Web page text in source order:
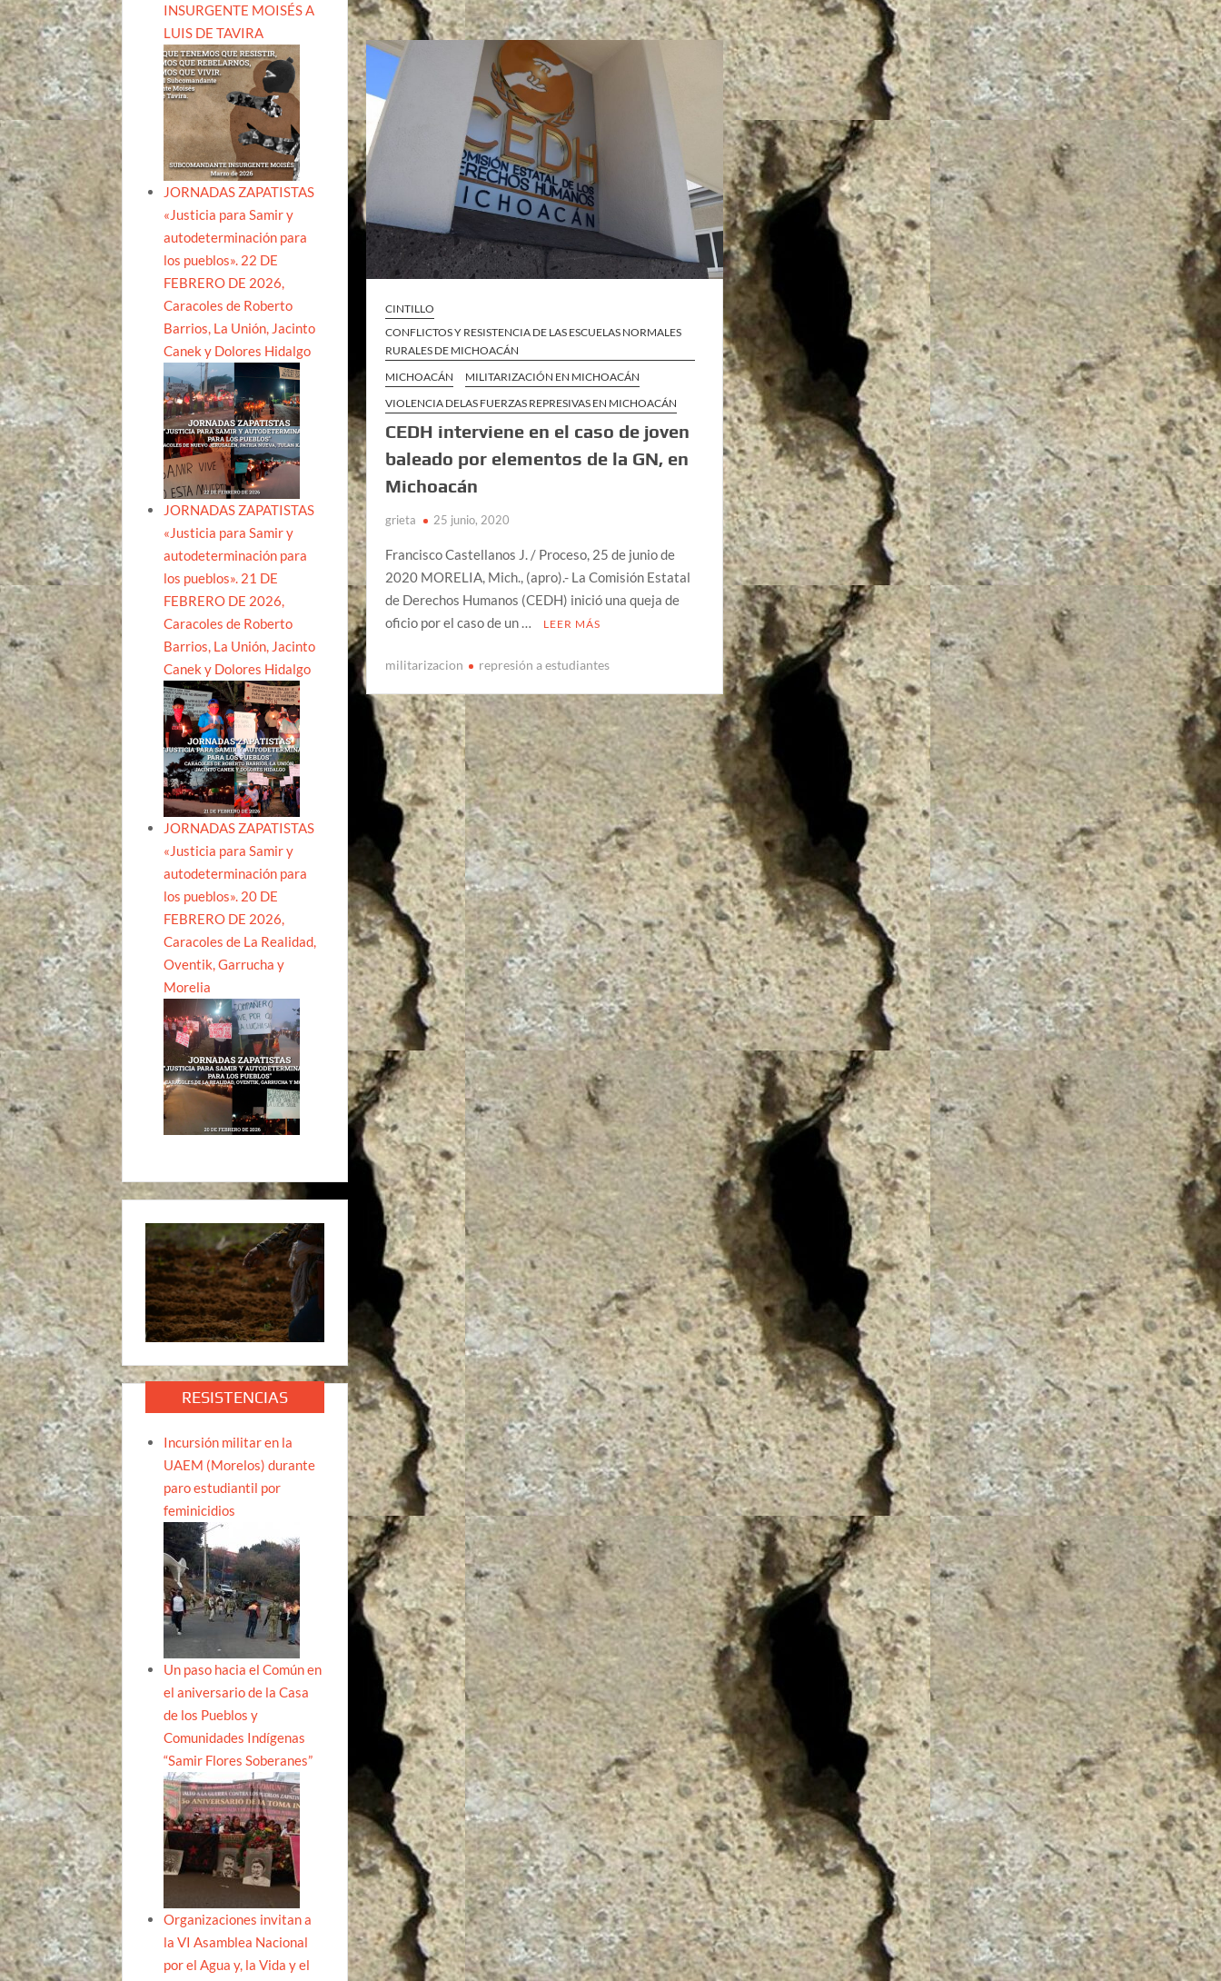
CINTILLO
CONFLICTOS Y RESISTENCIA DE LAS ESCUELAS NORMALES
RURALES DE MICHOACÁN
MICHOACÁN
MILITARIZACIÓN EN MICHOACÁN
VIOLENCIA DELAS FUERZAS REPRESIVAS EN MICHOACÁN
CEDH interviene en el caso de joven
baleado por elementos de la GN, en
Michoacán
grieta 25 junio, 2020
Francisco Castellanos J. / Proceso, 25 de junio de
2020 MORELIA, Mich., (apro).- La Comisión Estatal
de Derechos Humanos (CEDH) inició una queja de
oficio por el caso de un …
LEER MÁS
militarizacion represión a estudiantes
INSURGENTE MOISÉS A
LUIS DE TAVIRA
JORNADAS ZAPATISTAS
«Justicia para Samir y
autodeterminación para
los pueblos». 22 DE
FEBRERO DE 2026,
Caracoles de Roberto
Barrios, La Unión, Jacinto
Canek y Dolores Hidalgo
JORNADAS ZAPATISTAS
«Justicia para Samir y
autodeterminación para
los pueblos». 21 DE
FEBRERO DE 2026,
Caracoles de Roberto
Barrios, La Unión, Jacinto
Canek y Dolores Hidalgo
JORNADAS ZAPATISTAS
«Justicia para Samir y
autodeterminación para
los pueblos». 20 DE
FEBRERO DE 2026,
Caracoles de La Realidad,
Oventik, Garrucha y
Morelia
RESISTENCIAS
Incursión militar en la
UAEM (Morelos) durante
paro estudiantil por
feminicidios
Un paso hacia el Común en
el aniversario de la Casa
de los Pueblos y
Comunidades Indígenas
“Samir Flores Soberanes”
Organizaciones invitan a
la VI Asamblea Nacional
por el Agua y, la Vida y el